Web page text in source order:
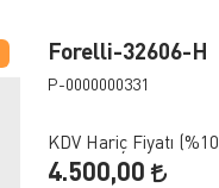
Forelli-32606-H
P-0000000331
KDV Hariç Fiyatı (%10
4.500,00